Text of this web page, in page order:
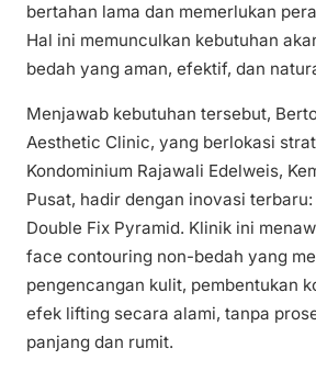
bertahan lama dan memerlukan
Hal ini memunculkan kebutuhan
bedah yang aman, efektif, dan
Menjawab kebutuhan tersebut,
Aesthetic Clinic, yang berlokasi
Kondominium Rajawali Edelweis,
Pusat, hadir dengan inovasi
Double Fix Pyramid. Klinik ini
face contouring non-bedah yang
pengencangan kulit, pembentukan
efek lifting secara alami, tanpa
panjang dan rumit.